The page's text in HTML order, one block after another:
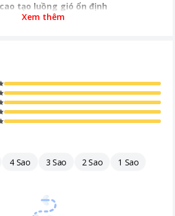
tạo luồng gió ổn định
mát hiệu quả, người dùng có thể nhanh
Xem thêm
4 Sao 3 Sao 2 Sao 1 Sao